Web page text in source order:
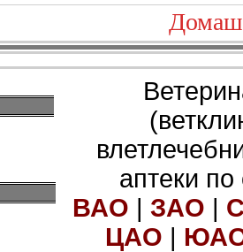
аптеки
ВАО | ЗАО |
ЦАО |